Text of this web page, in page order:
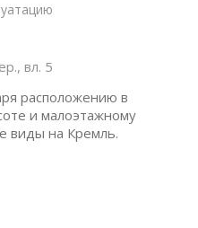
вл. 5
расположению в
и малоэтажному
виды на Кремль.